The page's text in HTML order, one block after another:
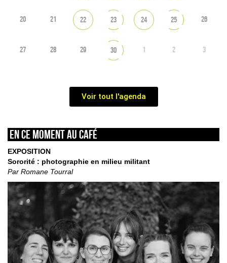
20 21 22 23 24 25 26
27 28 29 30 1 2 3
Voir tout l'agenda
En ce moment au café
EXPOSITION
Sororité : photographie en milieu militant
Par Romane Tourral